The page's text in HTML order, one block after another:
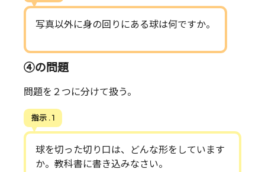
写真以外に身の回りにある球は何ですか。
④の問題
問題を２つに分けて扱う。
指示 . 1
球を切った切り口は、どんな形をしています
か。教科書に書き込みなさい。